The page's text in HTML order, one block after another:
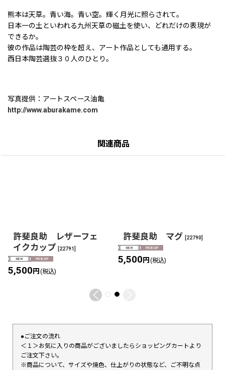
熊本は天草。青い海。青い空。輝く月光に照らされて。
日本一の土といわれる九州天草の磁土を使い、どれだけの表現が
できるか。
彼の作品は陶芸の枠を超え、アート作品としても通用する。
西日本陶芸選抜３０人のひとり。
写真提供：アートスペース油亀
http://www.aburakame.com
関連商品
許斐良助 レザーフェ
イクカップ [22791]
5,500円 (税込)
許斐良助 マグ [22790]
5,500円 (税込)
●ご注文の流れ
＜１＞お気に入りの商品がございましたらショッピングカートより
ご注文下さい。
※商品について、サイズや焼色、仕上がりの状態など、ご不明な点